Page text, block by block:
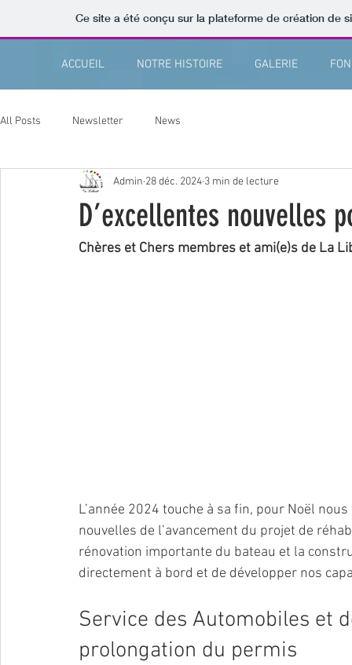
Ce site a été conçu sur la plateforme de création de
ACCUEIL NOTRE HISTOIRE GALERIE
All Posts Newsletter News
D’excellentes nouvelles
Admin 28 déc. 2024 3 min de lecture
Chères et Chers membres et ami(e)s de La
L’année 2024 touche à sa fin, pour Noël
nouvelles de l’avancement du projet de
rénovation importante du bateau et la
directement à bord et de développer nos
Service des Automobiles et
prolongation du permis